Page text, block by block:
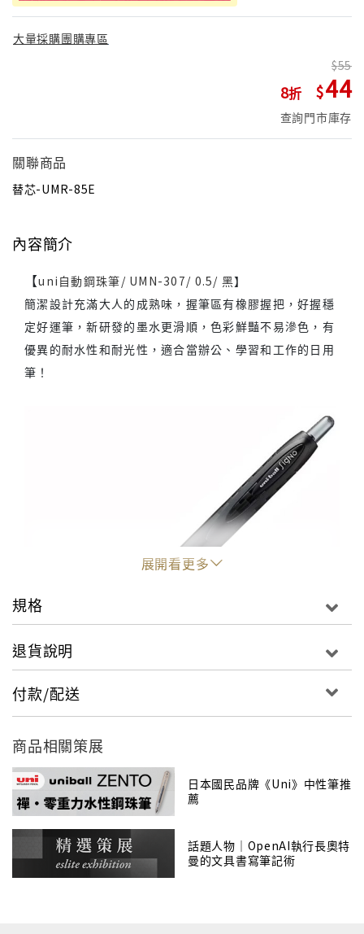
大量採購團購專區
8
55
44
查詢門市庫存
關聯商品
替芯-UMR-85E
內容簡介
【uni自動鋼珠筆/ UMN-307/ 0.5/ 黑】
簡潔設計充滿大人的成熟味，握筆區有橡膠握把，好握穩
定好運筆，新研發的墨水更滑順，色彩鮮豔不易滲色，有
優異的耐水性和耐光性，適合當辦公、學習和工作的日用
筆！
展開看更多
規格
退貨說明
付款/配送
商品相關策展
日本國民品牌《Uni》中性筆推
薦
話題人物｜OpenAI執行長奧特
曼的文具書寫筆記術